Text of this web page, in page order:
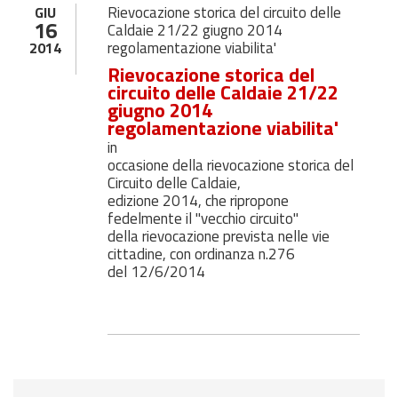
GIU
16
2014
Rievocazione storica del circuito delle
Caldaie 21/22 giugno 2014
regolamentazione viabilita'
Rievocazione storica del
circuito delle Caldaie 21/22
giugno 2014
regolamentazione viabilita'
in
occasione della rievocazione storica del
Circuito delle Caldaie,
edizione 2014, che ripropone
fedelmente il "vecchio circuito"
della rievocazione prevista nelle vie
cittadine, con ordinanza n.276
del 12/6/2014